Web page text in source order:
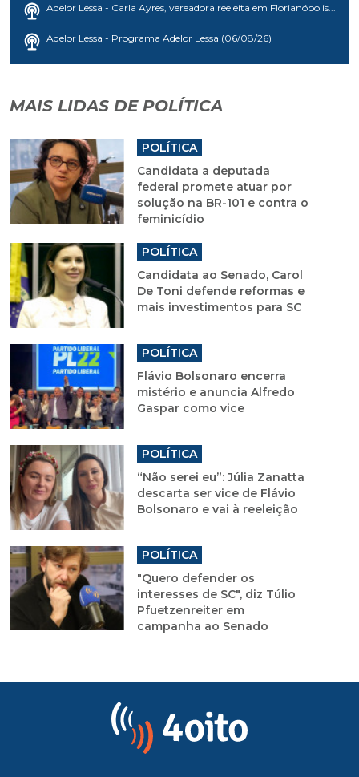
Adelor Lessa - Carla Ayres, vereadora reeleita em Florianópolis...
Adelor Lessa - Programa Adelor Lessa (06/08/26)
MAIS LIDAS DE POLÍTICA
POLÍTICA
Candidata a deputada
federal promete atuar por
solução na BR-101 e contra o
feminicídio
POLÍTICA
Candidata ao Senado, Carol
De Toni defende reformas e
mais investimentos para SC
POLÍTICA
Flávio Bolsonaro encerra
mistério e anuncia Alfredo
Gaspar como vice
POLÍTICA
“Não serei eu”: Júlia Zanatta
descarta ser vice de Flávio
Bolsonaro e vai à reeleição
POLÍTICA
"Quero defender os
interesses de SC", diz Túlio
Pfuetzenreiter em
campanha ao Senado